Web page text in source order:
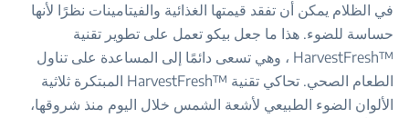
في الظلام يمكن أن تفقد قيمتها الغذائية والفيتامينات نظرًا لأنها
حساسة للضوء. هذا ما جعل بيكو تعمل على تطوير تقنية
™HarvestFresh ، وهي تسعى دائمًا إلى المساعدة على تناول
الطعام الصحي. تحاكي تقنية ™HarvestFresh المبتكرة ثلاثية
الألوان الضوء الطبيعي لأشعة الشمس خلال اليوم منذ شروقها،